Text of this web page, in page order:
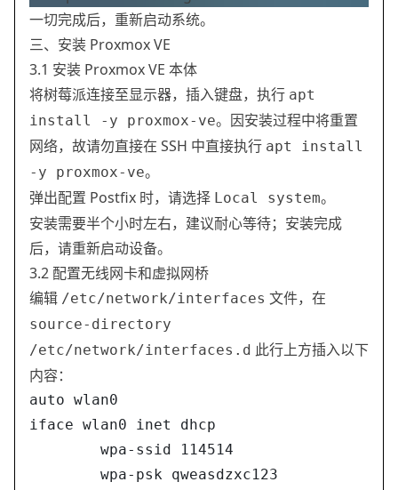
一切完成后，重新启动系统。
三、安装 Proxmox VE
3.1 安装 Proxmox VE 本体
将树莓派连接至显示器，插入键盘，执行 apt
install -y proxmox-ve。因安装过程中将重置
网络，故请勿直接在 SSH 中直接执行 apt install
-y proxmox-ve。
弹出配置 Postfix 时，请选择 Local system。
安装需要半个小时左右，建议耐心等待；安装完成
后，请重新启动设备。
3.2 配置无线网卡和虚拟网桥
编辑 /etc/network/interfaces 文件，在
source-directory
/etc/network/interfaces.d 此行上方插入以下
内容：
auto wlan0
iface wlan0 inet dhcp
        wpa-ssid 114514
        wpa-psk qweasdzxc123